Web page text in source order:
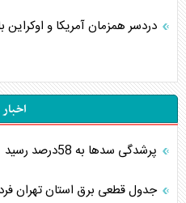
دردسر همزمان آمریکا و
پرشدگی سدها به 58درصد رسید